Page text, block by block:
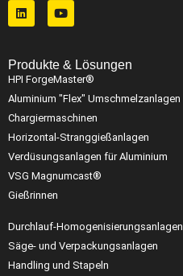
Produkte & Lösungen
HPI ForgeMaster®
Aluminium "Flex" Umschmelzanlagen
Chargiermaschinen
Horizontal-Stranggießanlagen
Verdüsungsanlagen für Aluminium
VSG Magnumcast®
Gießrinnen
Durchlauf-Homogenisierungsanlagen
Säge- und Verpackungsanlagen
Handling und Stapeln